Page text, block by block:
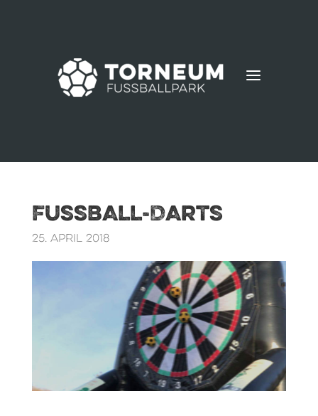
a
Fussball-Darts
25. April 2018